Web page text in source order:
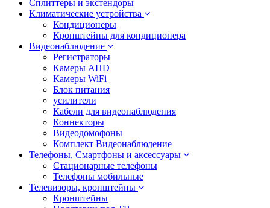
Сплиттеры и экстендоры
Климатические устройства
Кондиционеры
Кронштейны для кондиционера
Видеонаблюдение
Регистраторы
Камеры AHD
Камеры WiFi
Блок питания
усилители
Кабели для видеонаблюдения
Коннекторы
Видеодомофоны
Комплект Видеонаблюдение
Телефоны, Смартфоны и аксессуары
Стационарные телефоны
Телефоны мобильные
Телевизоры, кронштейны
Кронштейны